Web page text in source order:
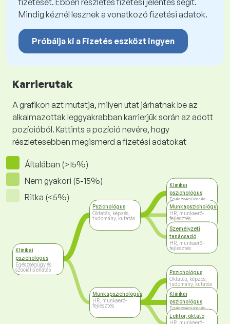
fizetését. Ebben részletes fizetési jelentés segít.
Mindig kéznél lesznek a vonatkozó fizetési adatok.
Próbálja ki a Fizetés eszközt ingyen
Karrierutak
A grafikon azt mutatja, milyen utat járhatnak be az
alkalmazottak leggyakrabban karrierjük során az adott
pozícióból. Kattints a pozíció nevére, hogy
részletesebben megismerd a fizetési adatokat
Általában (>15%)
Nem gyakori (5-15%)
Ritka (<5%)
Klinikai
pszichológus
Egészségügy és
szociális ellátás
Pszichológus
Oktatás, képzés,
tudomány, kutatás
Munkapszichológus
HR, munkaerő-
fejlesztés
Klinikai
pszichológus
Egészségügy és
szociális ellátás
Munkapszichológus
HR, munkaerő-
fejlesztés
Személyzeti
tanácsadó
HR, munkaerő-
fejlesztés
Pszichológus
Oktatás, képzés,
tudomány, kutatás
Klinikai
pszichológus
Egészségügy és
szociális ellátás
Lektor, oktató
HR, munkaerő-